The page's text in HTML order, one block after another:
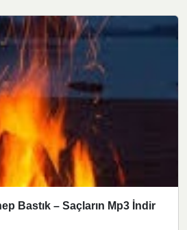
Bastık – Saçların Mp3 İndir